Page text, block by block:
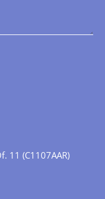
11 (C1107AAR)